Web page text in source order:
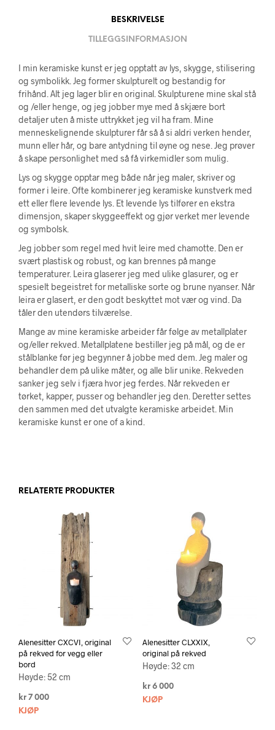
BESKRIVELSE
TILLEGGSINFORMASJON
I min keramiske kunst er jeg opptatt av lys, skygge, stilisering
og symbolikk. Jeg former skulpturelt og bestandig for
frihånd. Alt jeg lager blir en original. Skulpturene mine skal stå
og /eller henge, og jeg jobber mye med å skjære bort
detaljer uten å miste uttrykket jeg vil ha fram. Mine
menneskelignende skulpturer får så å si aldri verken hender,
munn eller hår, og bare antydning til øyne og nese. Jeg prøver
å skape personlighet med så få virkemidler som mulig.
Lys og skygge opptar meg både når jeg maler, skriver og
former i leire. Ofte kombinerer jeg keramiske kunstverk med
ett eller flere levende lys. Et levende lys tilfører en ekstra
dimensjon, skaper skyggeeffekt og gjør verket mer levende
og symbolsk.
Jeg jobber som regel med hvit leire med chamotte. Den er
svært plastisk og robust, og kan brennes på mange
temperaturer. Leira glaserer jeg med ulike glasurer, og er
spesielt begeistret for metalliske sorte og brune nyanser. Når
leira er glasert, er den godt beskyttet mot vær og vind. Da
tåler den utendørs tilværelse.
Mange av mine keramiske arbeider får følge av metallplater
og/eller rekved. Metallplatene bestiller jeg på mål, og de er
stålblanke før jeg begynner å jobbe med dem. Jeg maler og
behandler dem på ulike måter, og alle blir unike. Rekveden
sanker jeg selv i fjæra hvor jeg ferdes. Når rekveden er
tørket, kapper, pusser og behandler jeg den. Deretter settes
den sammen med det utvalgte keramiske arbeidet. Min
keramiske kunst er one of a kind.
RELATERTE PRODUKTER
Alenesitter CXCVI, original
på rekved for vegg eller
bord
Høyde: 52 cm
kr 7 000
KJØP
Alenesitter CLXXIX,
original på rekved
Høyde: 32 cm
kr6 000
KJØP